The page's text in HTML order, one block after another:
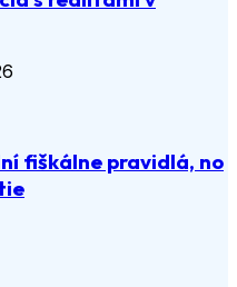
fiškálne pravidlá, no